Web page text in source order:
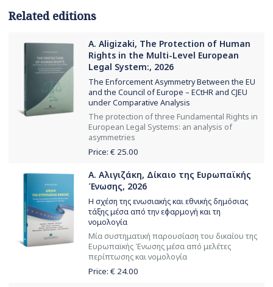
Related editions
A. Aligizaki, The Protection of Human
Rights in the Multi-Level European
Legal System:, 2026
The Enforcement Asymmetry Between the EU
and the Council of Europe – ECtHR and CJEU
under Comparative Analysis
The protection of three Fundamental Rights in
European Legal Systems: an analysis of
asymmetries
Price: € 25.00
Α. Αλιγιζάκη, Δίκαιο της Ευρωπαϊκής
Ένωσης, 2026
Η σχέση της ενωσιακής και εθνικής δημόσιας
τάξης μέσα από την εφαρμογή και τη
νομολογία
Μία συστηματική παρουσίαση του δικαίου της
Ευρωπαϊκής Ένωσης μέσα από μελέτες
περίπτωσης και νομολογία
Price: € 24.00